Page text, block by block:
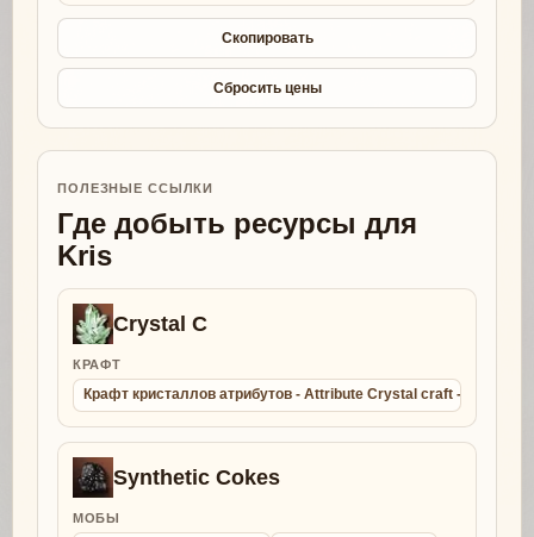
Скопировать
Сбросить цены
ПОЛЕЗНЫЕ ССЫЛКИ
Где добыть ресурсы для
Kris
Crystal C
КРАФТ
Крафт кристаллов атрибутов - Attribute Crystal craft -
Synthetic Cokes
МОБЫ